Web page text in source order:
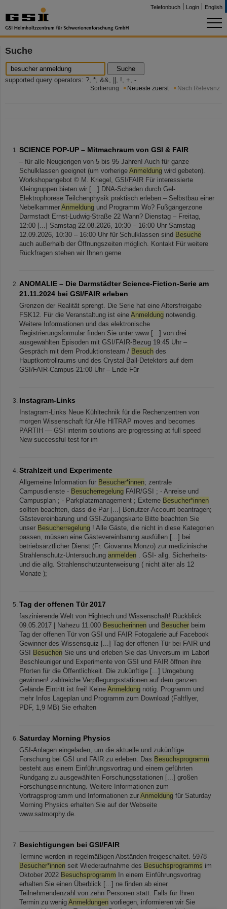
Telefonbuch Login English
Suche
Suche
supported query operators: ?, *, &&, ||, !, +, -
Sortierung:
Neueste zuerst Nach Relevanz
SCIENCE POP-UP – Mitmachraum von GSI & FAIR
– für alle Neugierigen von 5 bis 95 Jahren! Auch für ganze
Schulklassen geeignet (um vorherige Anmeldung wird gebeten).
Workshopangebot © M. Kriegel, GSI/FAIR Für interessierte
Kleingruppen bieten wir [...] DNA-Schäden durch Gel-
Elektrophorese Teilchenphysik praktisch erleben – Selbstbau einer
Nebelkammer Anmeldung und Programm Wo? Fußgängerzone
Darmstadt Ernst-Ludwig-Straße 22 Wann? Dienstag – Freitag,
12:00 [...] Samstag 22.08.2026, 10:30 – 16:00 Uhr Samstag
12.09.2026, 10:30 – 16:00 Uhr für Schulklassen sind Besuche
auch außerhalb der Öffnungszeiten möglich. Kontakt Für weitere
Rückfragen stehen wir Ihnen gerne
ANOMALIE – Die Darmstädter Science-Fiction-Serie am
21.11.2024 bei GSI/FAIR erleben
Grenzen der Realität sprengt. Die Serie hat eine Altersfreigabe
FSK12. Für die Veranstaltung ist eine Anmeldung notwendig.
Weitere Informationen und das elektronische
Registrierungsformular finden Sie unter www [...] von drei
ausgewählten Episoden mit GSI/FAIR-Bezug 19:45 Uhr –
Gespräch mit dem Produktionsteam / Besuch des
Hauptkontrollraums und des Crystal-Ball-Detektors auf dem
GSI/FAIR-Campus 21:00 Uhr – Ende Für
Instagram-Links
Instagram-Links Neue Kühltechnik für die Rechenzentren von
morgen Wissenschaft für Alle HITRAP moves and becomes
PARTIH — GSI interim solutions are progressing at full speed
New successful test for im
Strahlzeit und Experimente
Allgemeine Information für Besucher*innen; zentrale
Campusdienste - Besucherregelung FAIR/GSI ; - Anreise und
Campusplan ; - Parkplatzmanagement ; Externe Besucher*innen
sollten beachten, dass die Par [...] Benutzer-Account beantragen;
Gästevereinbarung und GSI-Zugangskarte Bitte beachten Sie
unser Besucherregelung ! Alle Gäste, die nicht in diese Kategorien
passen, müssen eine Gästevereinbarung ausfüllen [...] bei
betriebsärztlicher Dienst (Fr. Giovanna Monzo) zur medizinische
Strahlenschutz-Untersuchung anmelden . GSI- allg. Sicherheits-
und die allg. Strahlenschutzunterweisung ( nicht älter als 12
Monate );
Tag der offenen Tür 2017
faszinierende Welt von Hightech und Wissenschaft! Rückblick
09.05.2017 | Nahezu 11.000 Besucherinnen und Besucher beim
Tag der offenen Tür von GSI und FAIR Fotogalerie auf Facebook
Gewinner des Wissensquiz [...] Tag der offenen Tür bei FAIR und
GSI
Besuchen Sie uns und erleben Sie das Universum im Labor!
Beschleuniger und Experimente von GSI und FAIR öffnen ihre
Pforten für die Öffentlichkeit. Die zukünftige [...] Umgebung
gewinnen! zahlreiche Verpflegungsstationen auf dem ganzen
Gelände Eintritt ist frei! Keine Anmeldung nötig. Programm und
mehr Infos Lageplan und Programm zum Download (Faltflyer,
PDF, 1,9 MB) Sie erhalten
Saturday Morning Physics
GSI-Anlagen eingeladen, um die aktuelle und zukünftige
Forschung bei GSI und FAIR zu erleben. Das Besuchsprogramm
besteht aus einem Einführungsvortrag und einem geführten
Rundgang zu ausgewählten Forschungsstationen [...] großen
Forschungseinrichtung. Weitere Informationen zum
Vortragsprogramm und Informationen zur Anmeldung für Saturday
Morning Physics erhalten Sie auf der Webseite
www.satmorphy.de.
Besichtigungen bei GSI/FAIR
Termine werden in regelmäßigen Abständen freigeschaltet. 5978
Besucher*innen seit Wiederaufnahme des Besuchsprogramms im
Oktober 2022 Besuchsprogramm In einem Einführungsvortrag
erhalten Sie einen Überblick [...] ne finden ab einer
Teilnehmendenzahl von zehn Personen statt. Falls für Ihren
Termin zu wenig Anmeldungen vorliegen, informieren wir Sie